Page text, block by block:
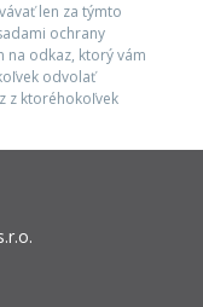
len za týmto
ochrany
na odkaz, ktorý vám
odvolať
z ktoréhokoľvek